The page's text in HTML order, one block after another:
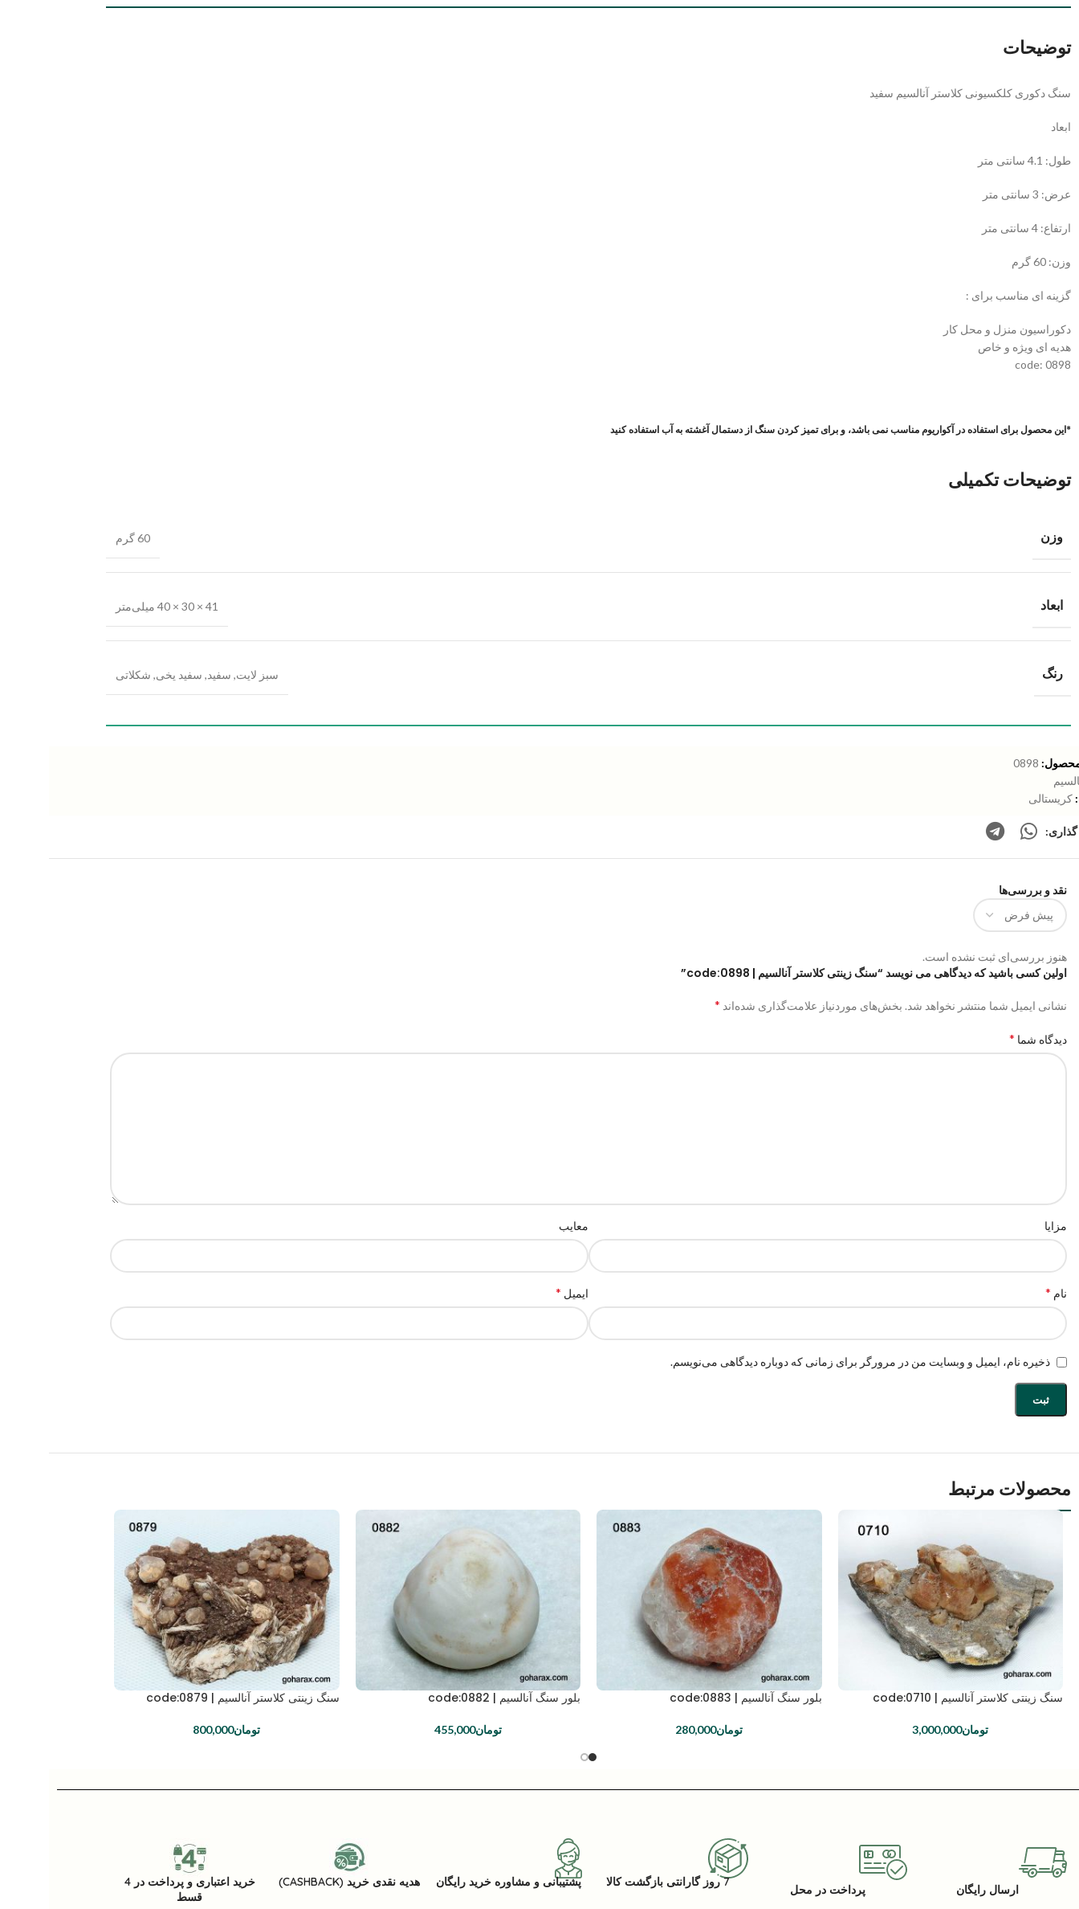
توضیحات
سنگ دکوری کلکسیونی کلاستر آنالسیم سفید
ابعاد
طول: 4.1 سانتی متر
عرض: 3 سانتی متر
ارتفاع: 4 سانتی متر
وزن: 60 گرم
گزینه ای مناسب برای :
دکوراسیون منزل و محل کار
هدیه ای ویژه و خاص
code: 0898
*این محصول برای استفاده در آکواریوم مناسب نمی باشد، و برای تمیز کردن سنگ از دستمال آغشته به آب استفاده کنید
توضیحات تکمیلی
وزن 60 گرم
ابعاد 41 × 30 × 40 میلی‌متر
رنگ سبز لایت, سفید, سفید یخی, شکلاتی
0898
کریستالی
نقد و بررسی‌ها
هنوز بررسی‌ای ثبت نشده است.
اولین کسی باشید که دیدگاهی می نویسد “سنگ زینتی کلاستر آنالسیم | code:0898”
نشانی ایمیل شما منتشر نخواهد شد. بخش‌های موردنیاز علامت‌گذاری شده‌اند *
دیدگاه شما *
مزایا معایب
نام * ایمیل *
ذخیره نام، ایمیل و وبسایت من در مرورگر برای زمانی که دوباره دیدگاهی می‌نویسم.
محصولات مرتبط
سنگ زینتی کلاستر آنالسیم | code:0710
تومان3,000,000
بلور سنگ آنالسیم | code:0883
تومان280,000
بلور سنگ آنالسیم | code:0882
تومان455,000
سنگ زینتی کلاستر آنالسیم | code:0879
تومان800,000
ارسال رایگان پرداخت در محل
7 روز گارانتی بازگشت کالا پشتیبانی و مشاوره خرید رایگان هدیه نقدی خرید (CASHBACK)
خرید اعتباری و پرداخت در 4
قسط